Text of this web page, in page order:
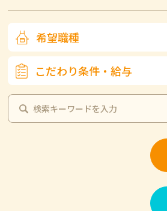
希望職種
こだわり条件・給与